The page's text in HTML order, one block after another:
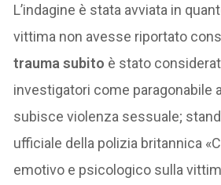
L’indagine è stata avviata in
vittima non avesse riportato
trauma subito è stato
investigatori come paragonabile
subisce violenza sessuale;
ufficiale della polizia britannica
emotivo e psicologico sulla